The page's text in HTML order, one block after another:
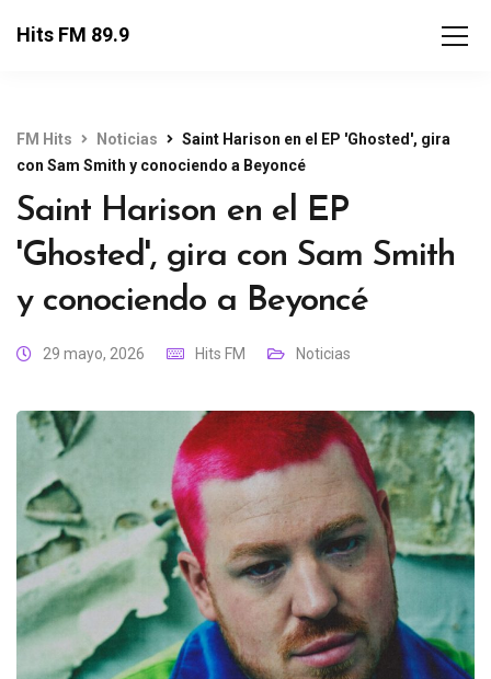
Hits FM 89.9
FM Hits Noticias
Saint Harison en el EP 'Ghosted', gira
con Sam Smith y conociendo a Beyoncé
Saint Harison en el EP
'Ghosted', gira con Sam Smith
y conociendo a Beyoncé
29 mayo, 2026 Hits FM Noticias